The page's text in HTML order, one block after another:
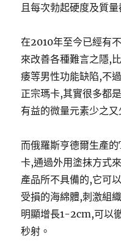
且每次勃起硬度及質
在2010年至今已經有
來改善各種難言之隱,
痿等男性功能缺陷,不
正宗瑪卡,其實很多都
有益的微量元素少之又
而俄羅斯亨德爾生產
卡,通過外用塗抹方式
產品所不具備的,它可
受損的海綿體,刺激組
明顯增長1-2cm,可以
秒射。